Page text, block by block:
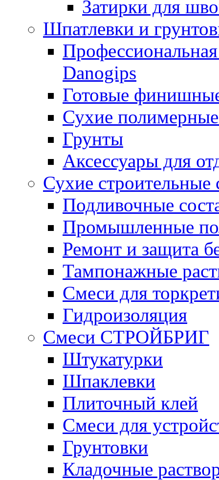
Затирки для
Шпатлевки и
Danogips
Готовые
Сухие
Грунты
Аксессуары для
Сухие строительные
Подливочные
Промышленные
Ремонт и защита
Тампонажные
Смеси для
Гидроизоляция
Смеси СТРОЙБРИГ
Штукатурки
Шпаклевки
Плиточный клей
Смеси для
Грунтовки
Кладочные